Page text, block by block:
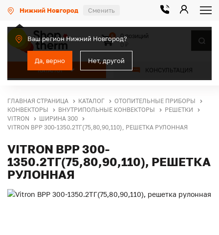
Нижний Новгород Сменить
Ваш регион Нижний Новгород?
Да, верно Нет, другой
КАТАЛОГ КОНСУЛЬТАЦИЯ
0
0 позиций
ГЛАВНАЯ СТРАНИЦА КАТАЛОГ
ОТОПИТЕЛЬНЫЕ ПРИБОРЫ
КОНВЕКТОРЫ
ВНУТРИПОЛЬНЫЕ КОНВЕКТОРЫ
РЕШЕТКИ
VITRON
ШИРИНА 300
VITRON ВРР 300-1350.2ТГ(75,80,90,110), РЕШЕТКА РУЛОННАЯ
VITRON ВРР 300-
1350.2ТГ(75,80,90,110), РЕШЕТКА
РУЛОННАЯ